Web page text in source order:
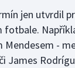
jen utvrdil
fotbale.
Mendesem -
James